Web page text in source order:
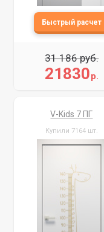
21830р.
31 186 руб.
V-Kids 7 ПГ
Купили 7164 шт.